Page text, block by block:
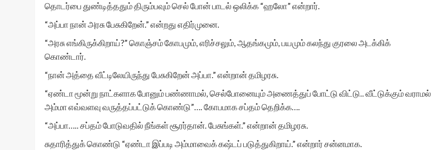
தொடர்பை துண்டித்ததும் திரும்பவும் செல் போன் பாடல் ஒலிக்க “ஹலோ” என்றார்.
“அப்பா நான் அரசு பேசுகிறேன்.” என்றது எதிர்முனை.
“அரசு எங்கிருக்கிறாய்?” கொஞ்சம் கோபமும், எரிச்சலும், ஆதங்கமும், பயமும் கலந்து குரலை அடக்கிக்
கொண்டார்.
“நான் அத்தை வீட்டிலேயிருந்து பேசுகிறேன் அப்பா.” என்றான் தமிழரசு.
“ஏண்டா மூன்று நாட்களாக போனும் பண்ணாமல், செல்போனையும் அணைத்துப் போட்டு விட்டு.. வீட்டுக்கும் வராமல்
அம்மா எவ்வளவு வருத்தப்பட்டுக் கொண்டு”…. கோபமாக சப்தம் தெறிக்க….
“அப்பா….. சப்தம் போடுவதில் நீங்கள் சூரர்தான். பேசுங்கள்.” என்றான் தமிழரசு.
சுதாரித்துக் கொண்டு “ஏண்டா இப்படி அம்மாவைக் கஷ்டப் படுத்துகிறாய்.” என்றார் சன்னமாக.